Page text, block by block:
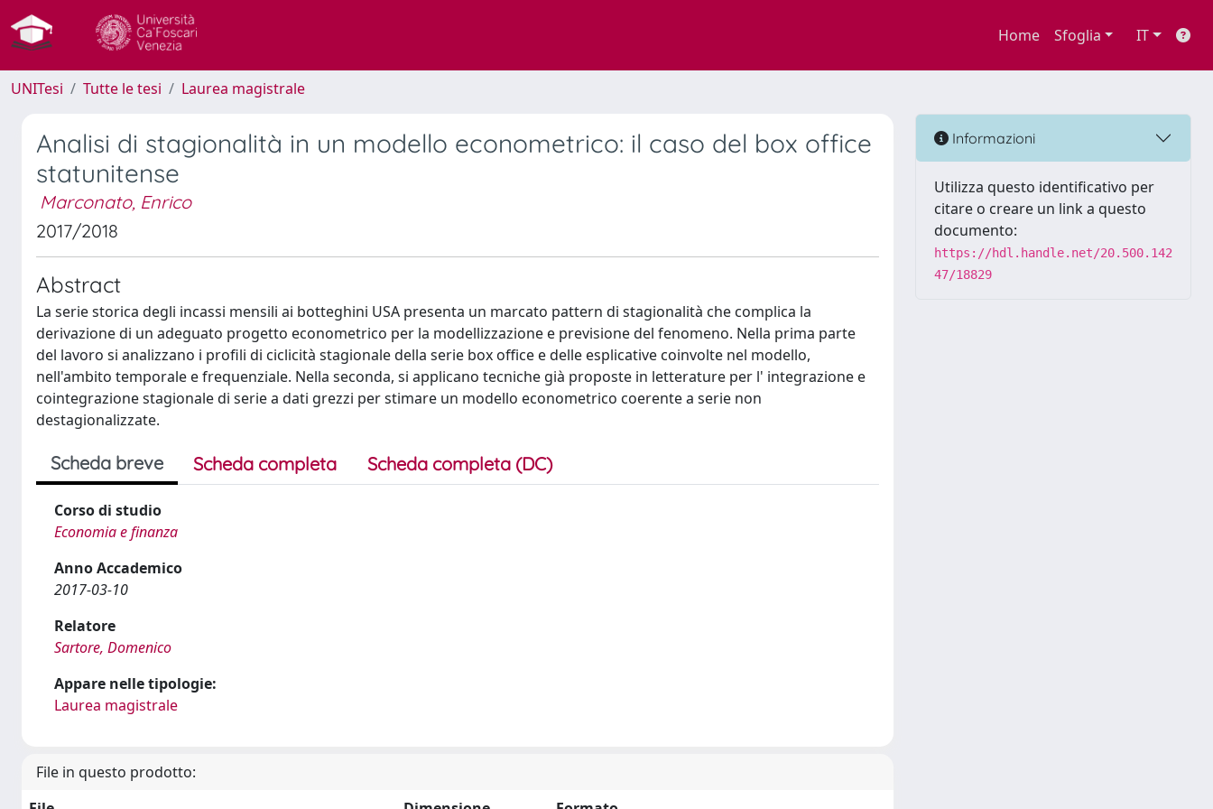
Home Sfoglia IT
UNITesi Tutte le tesi Laurea magistrale
Analisi di stagionalità in un modello econometrico: il caso del box office
statunitense
Marconato, Enrico
2017/2018
Abstract
La serie storica degli incassi mensili ai botteghini USA presenta un marcato pattern di stagionalità che complica la
derivazione di un adeguato progetto econometrico per la modellizzazione e previsione del fenomeno. Nella prima parte
del lavoro si analizzano i profili di ciclicità stagionale della serie box office e delle esplicative coinvolte nel modello,
nell'ambito temporale e frequenziale. Nella seconda, si applicano tecniche già proposte in letterature per l' integrazione e
cointegrazione stagionale di serie a dati grezzi per stimare un modello econometrico coerente a serie non
destagionalizzate.
Scheda breve Scheda completa Scheda completa (DC)
Corso di studio
Economia e finanza
Anno Accademico
2017-03-10
Relatore
Sartore, Domenico
Appare nelle tipologie:
Laurea magistrale
File in questo prodotto:
Informazioni
Utilizza questo identificativo per
citare o creare un link a questo
documento:
https://hdl.handle.net/20.500.142
47/18829